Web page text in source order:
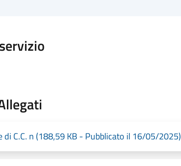
di C.C. n (188,59 KB - Pubblicato il 16/05/2025)